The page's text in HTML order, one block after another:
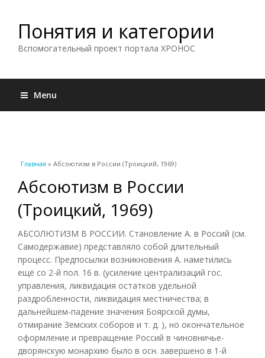
Понятия и категории
Вспомогательный проект портала ХРОНОС
Menu
Вы здесь
Главная » Абсоютизм в России (Троицкий, 1969)
Абсоютизм в России
(Троицкий, 1969)
АБСОЛЮТИЗМ В РОССИИ. Становление А. в Россий (см.
Самодержавие) представляло собой длительный
процесс. Предпосылки возникновения А. наметились
ещё со 2-й пол. 16 в. (усиление централизаций гос.
управления, ликвидация остатков удельной
раздробленности, ликвидация местничества; в
дальнейшем-падение значения Боярской думы,
отмирание Земских соборов и т. д. ), но окончательное
оформление и превращение Россий в чиновничье-
дворянскую монархию было в осн. завершено в 1-й